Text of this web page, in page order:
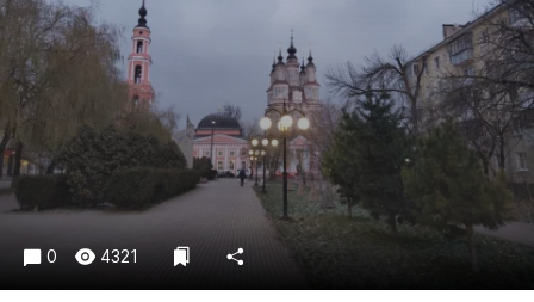
Образование
Общество
Погода
Праздники
Происшествия
Спорт
Экономика и бизнес
0 4321